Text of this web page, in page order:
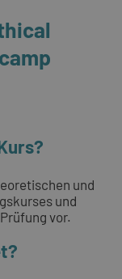
und
und
vor.